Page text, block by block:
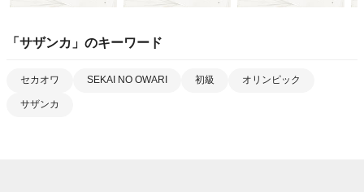
「 サザンカ 」のキーワード
セカオワ SEKAI NO OWARI 初級 オリンピック
サザンカ